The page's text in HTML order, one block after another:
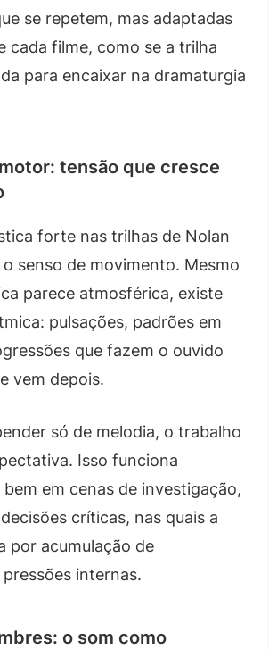
se repetem, mas adaptadas
cada filme, como se a trilha
para encaixar na dramaturgia
tensão que cresce
forte nas trilhas de Nolan
senso de movimento. Mesmo
parece atmosférica, existe
pulsações, padrões em
que fazem o ouvido
vem depois.
só de melodia, o trabalho
Isso funciona
em cenas de investigação,
críticas, nas quais a
por acumulação de
internas.
o som como